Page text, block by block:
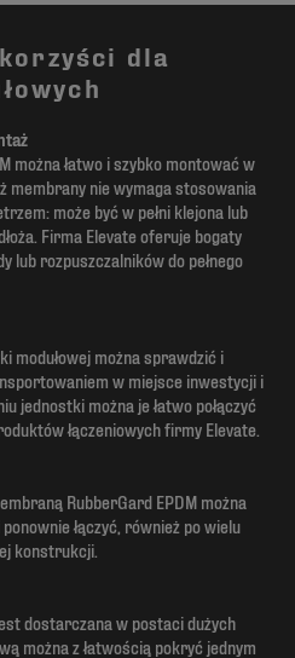
dla
można łatwo i szybko montować w
membrany nie wymaga stosowania
może być w pełni klejona lub
Firma Elevate oferuje bogaty
lub rozpuszczalników do pełnego
modułowej można sprawdzić i
w miejsce inwestycji i
jednostki można je łatwo połączyć
łączeniowych firmy Elevate.
RubberGard EPDM można
łączyć, również po wielu
konstrukcji.
dostarczana w postaci dużych
można z łatwością pokryć jednym